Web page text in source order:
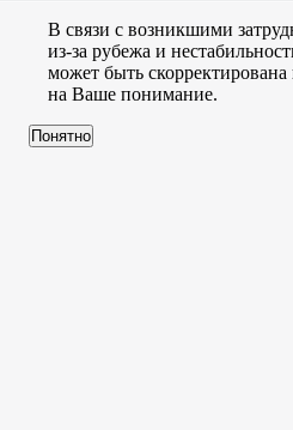
В связи с возникшими
из-за рубежа и
может быть скорректирована
на Ваше понимание.
Понятно